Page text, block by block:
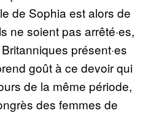
de Sophia est alors de
ne soient pas arrêté·es,
présent·es
goût à ce devoir qui
de la même période,
des femmes de